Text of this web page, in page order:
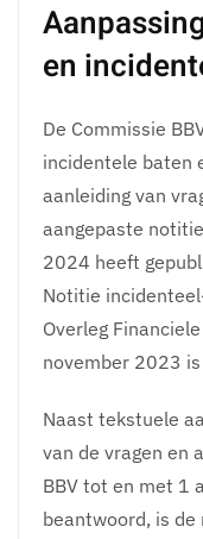
en
De Commissie
incidentele baten
aanleiding van
aangepaste
2024 heeft
Notitie
Overleg
november 2023
Naast tekstuele
van de vragen en
BBV tot en met 1
beantwoord, is